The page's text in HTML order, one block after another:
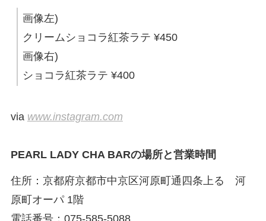
画像左)
クリームショコラ紅茶ラテ ¥450
画像右)
ショコラ紅茶ラテ ¥400
via www.instagram.com
PEARL LADY CHA BARの場所と営業時間
住所：京都府京都市中京区河原町通四条上る 河
原町オーパ 1階